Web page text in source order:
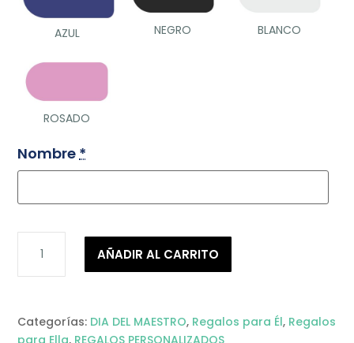
AZUL NEGRO BLANCO
ROSADO
Nombre*
TERMICO
ACERO
AÑADIR AL CARRITO
Categorías: DIA DEL MAESTRO, Regalos para Él, Regalos